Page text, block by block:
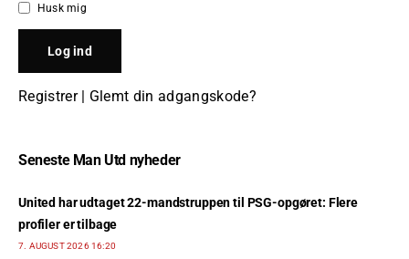
Husk mig
Registrer| Glemt din adgangskode?
Seneste Man Utd nyheder
United har udtaget 22-mandstruppen til PSG-opgøret: Flere
profiler er tilbage
7. AUGUST 2026 16:20